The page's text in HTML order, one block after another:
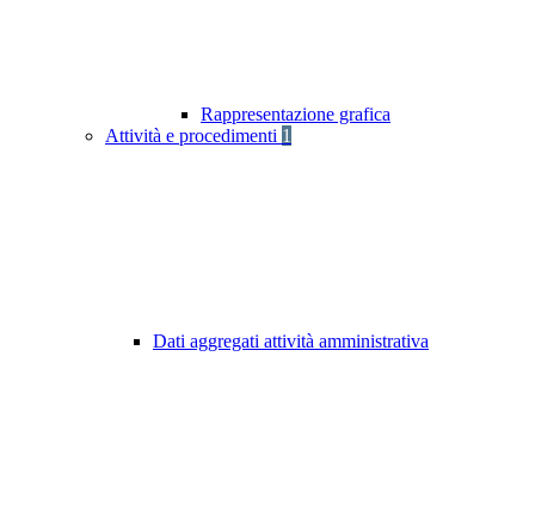
Rappresentazione grafica
Attività e procedimenti 1
Dati aggregati attività amministrativa